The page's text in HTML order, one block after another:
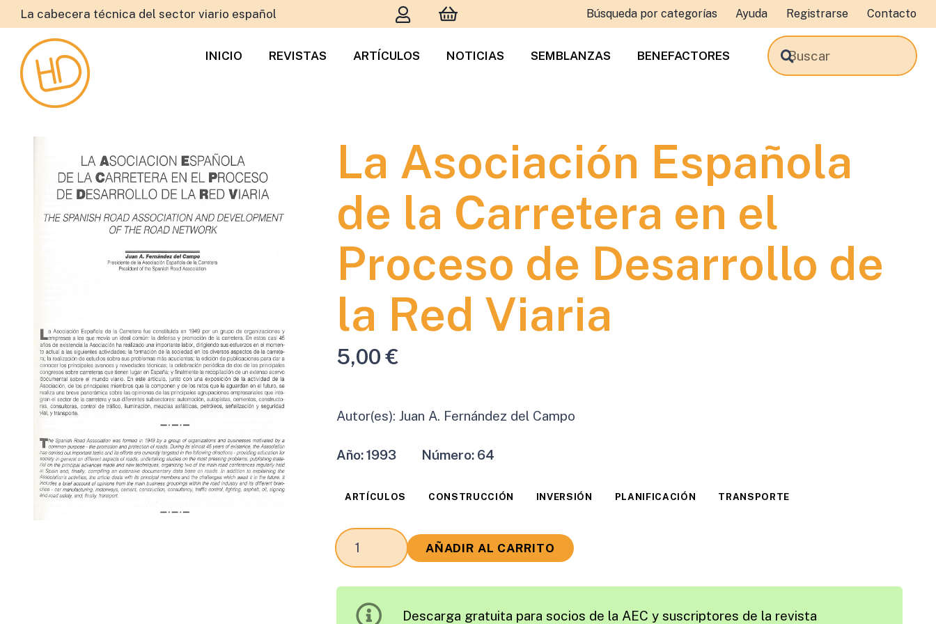
La cabecera técnica del sector viario español Búsqueda por categorías Ayuda Registrarse Contacto
INICIO REVISTAS ARTÍCULOS NOTICIAS SEMBLANZAS BENEFACTORES
La Asociación Española
de la Carretera en el
Proceso de Desarrollo de
la Red Viaria
5,00€
Autor(es): Juan A. Fernández del Campo
Año:1993 Número: 64
ARTÍCULOS CONSTRUCCIÓN INVERSIÓN PLANIFICACIÓN TRANSPORTE
La
Asociación
AÑADIR AL CARRITO
Descarga gratuita para socios de la AEC y suscriptores de la revista